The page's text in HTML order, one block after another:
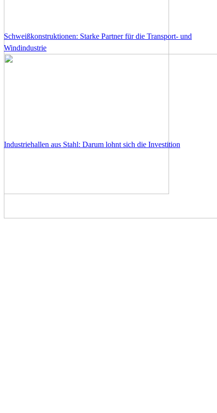
Schweißkonstruktionen: Starke Partner für die Transport- und
Windindustrie
Industriehallen aus Stahl: Darum lohnt sich die Investition